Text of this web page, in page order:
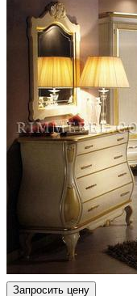
Запросить цену